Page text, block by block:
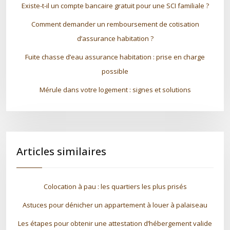
Existe-t-il un compte bancaire gratuit pour une SCI familiale ?
Comment demander un remboursement de cotisation
d’assurance habitation ?
Fuite chasse d’eau assurance habitation : prise en charge
possible
Mérule dans votre logement : signes et solutions
Articles similaires
Colocation à pau : les quartiers les plus prisés
Astuces pour dénicher un appartement à louer à palaiseau
Les étapes pour obtenir une attestation d’hébergement valide